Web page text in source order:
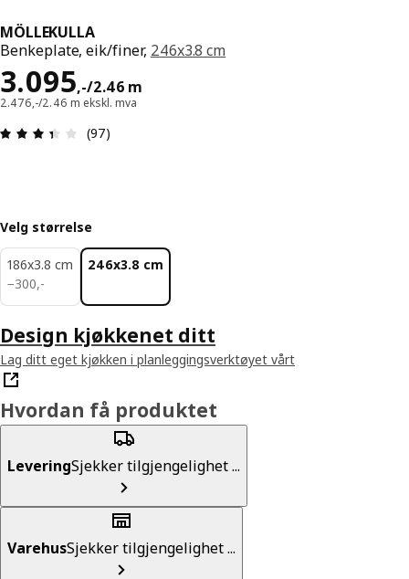
MÖLLEKULLA
Benkeplate, eik/finer, 246x3.8 cm
3.095,-/2.46 m
Pris 3095,-/2.46 m
2.476,-/2.46 m ekskl. mva
Produktomtale: 3.4 ingen kundevurdering 5
(97)
Velg størrelse
186x3.8 cm
−300,-
300,-
246x3.8 cm
Design kjøkkenet ditt
Lag ditt eget kjøkken i planleggingsverktøyet vårt
Hvordan få produktet
LeveringSjekker tilgjengelighet ...
VarehusSjekker tilgjengelighet ...